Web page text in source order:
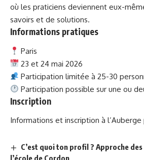
où les praticiens deviennent eux-
savoirs et de solutions.
Informations pratiques
Paris
23 et 24 mai 2026
Participation limitée à 25-30
Participation possible sur une ou
Inscription
Informations et inscription à
C’est quoi ton profil ? Approche des
l’école de Cordon